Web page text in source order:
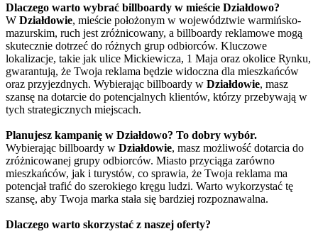
Dlaczego warto wybrać billboardy w mieście Działdowo?
W Działdowie, mieście położonym w województwie warmińsko-
mazurskim, ruch jest zróżnicowany, a billboardy reklamowe mogą
skutecznie dotrzeć do różnych grup odbiorców. Kluczowe
lokalizacje, takie jak ulice Mickiewicza, 1 Maja oraz okolice Rynku,
gwarantują, że Twoja reklama będzie widoczna dla mieszkańców
oraz przyjezdnych. Wybierając billboardy w Działdowie, masz
szansę na dotarcie do potencjalnych klientów, którzy przebywają w
tych strategicznych miejscach.
Planujesz kampanię w Działdowo? To dobry wybór.
Wybierając billboardy w Działdowie, masz możliwość dotarcia do
zróżnicowanej grupy odbiorców. Miasto przyciąga zarówno
mieszkańców, jak i turystów, co sprawia, że Twoja reklama ma
potencjał trafić do szerokiego kręgu ludzi. Warto wykorzystać tę
szansę, aby Twoja marka stała się bardziej rozpoznawalna.
Dlaczego warto skorzystać z naszej oferty?